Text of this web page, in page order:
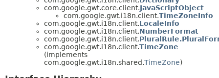
com.google.gwt.core.client.JavaScriptObject
com.google.gwt.i18n.client.TimeZoneInfo
com.google.gwt.i18n.client.LocaleInfo
com.google.gwt.i18n.client.NumberFormat
com.google.gwt.i18n.client.
com.google.gwt.i18n.client.TimeZone
(implements
com.google.gwt.i18n.shared.TimeZone)